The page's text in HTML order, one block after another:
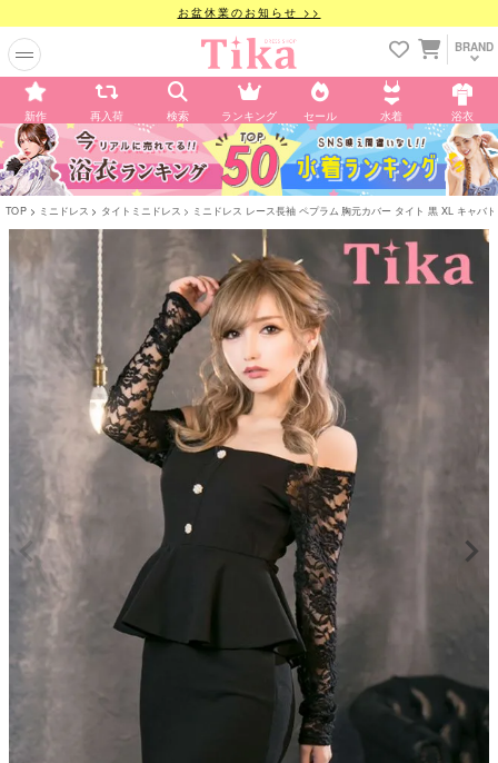
お盆休業のお知らせ >>
BRAND
新作 再入荷 検索 ランキング セール 水着 浴衣
TOP ミニドレス タイトミニドレス ミニドレス レース長袖 ペプラム 胸元カバー タイト 黒 XL キャバ